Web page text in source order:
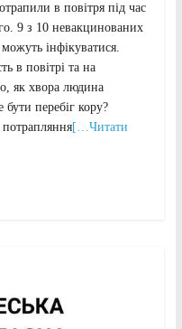
в повітря під час
9 з 10 невакцинованих
інфікуватися.
в повітрі та на
як хвора людина
перебіг кору?
[…Читати